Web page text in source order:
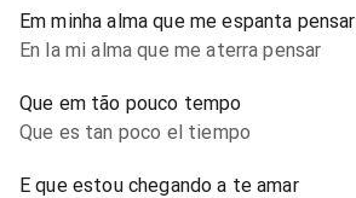
Em minha alma que me espanta pensar
En la mi alma que me aterra pensar
Que em tão pouco tempo
Que es tan poco el tiempo
E que estou chegando a te amar